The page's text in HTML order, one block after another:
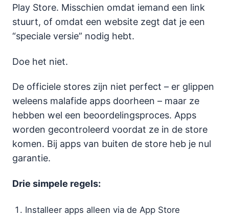
Play Store. Misschien omdat iemand een link
stuurt, of omdat een website zegt dat je een
“speciale versie” nodig hebt.
Doe het niet.
De officiele stores zijn niet perfect – er glippen
weleens malafide apps doorheen – maar ze
hebben wel een beoordelingsproces. Apps
worden gecontroleerd voordat ze in de store
komen. Bij apps van buiten de store heb je nul
garantie.
Drie simpele regels:
Installeer apps alleen via de App Store